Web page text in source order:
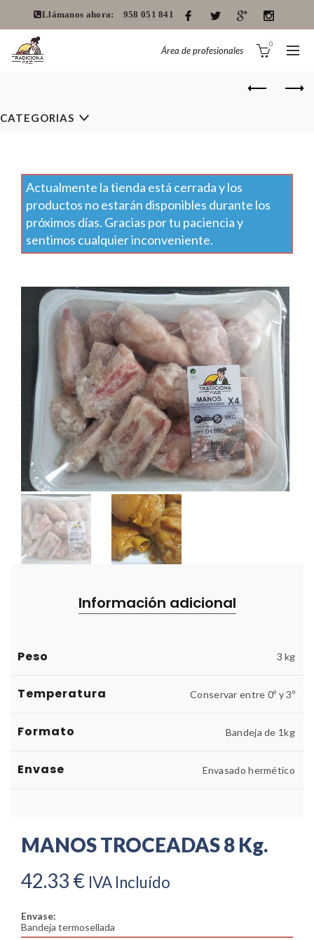
Llámanos ahora: 958 051 841
Área de profesionales
0
CATEGORIAS
Actualmente la tienda está cerrada y los
productos no estarán disponibles durante los
próximos días. Gracias por tu paciencia y
sentimos cualquier inconveniente.
Información adicional
Peso 3 kg
Temperatura Conservar entre 0º y 3º
Formato Bandeja de 1kg
Envase Envasado hermético
MANOS TROCEADAS 8 Kg.
42.33 € IVA Incluído
Envase:
Bandeja termosellada